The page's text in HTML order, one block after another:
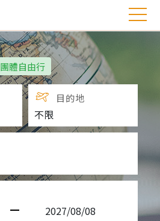
團體自由行
目的地